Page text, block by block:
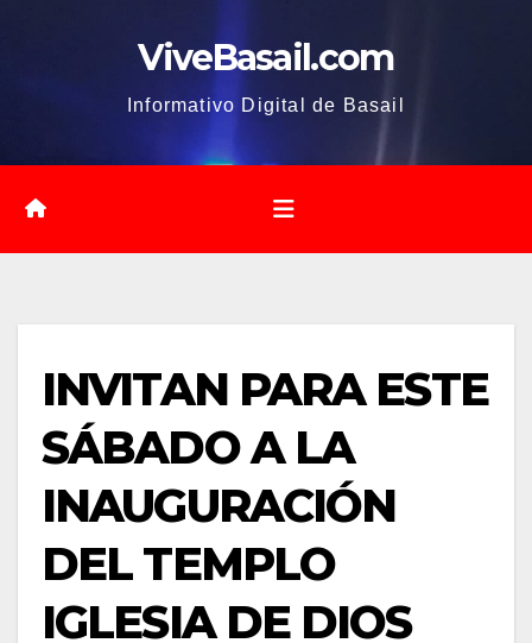
ViveBasail.com
Informativo Digital de Basail
INVITAN PARA ESTE
SÁBADO A LA
INAUGURACIÓN
DEL TEMPLO
IGLESIA DE DIOS